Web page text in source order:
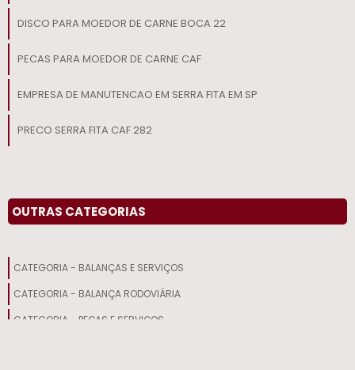
DISCO PARA MOEDOR DE CARNE BOCA 22
PECAS PARA MOEDOR DE CARNE CAF
EMPRESA DE MANUTENCAO EM SERRA FITA EM SP
PRECO SERRA FITA CAF 282
MANUTENCAO EM SERRA FITA DE ACOUGUE
SERRA FITA CAF 282
OUTRAS CATEGORIAS
CATEGORIA - BALANÇAS E SERVIÇOS
CATEGORIA - BALANÇA RODOVIÁRIA
CATEGORIA - PEÇAS E SERVIÇOS